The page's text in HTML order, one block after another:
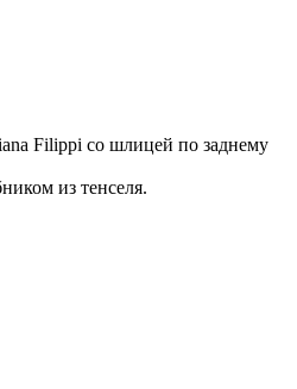
Filippi со шлицей по заднему
из тенселя.